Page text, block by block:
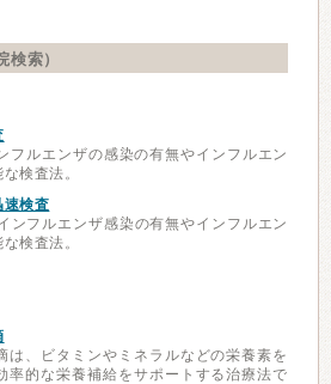
検索）
フルエンザの感染の有無やインフルエン
検査法。
速検査
ンフルエンザ感染の有無やインフルエン
検査法。
は、ビタミンやミネラルなどの栄養素を
率的な栄養補給をサポートする治療法で